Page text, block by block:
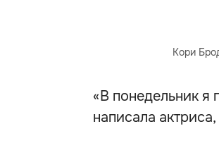
Кори
«В понедельник
написала